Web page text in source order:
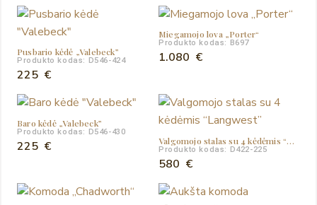
Pusbario kėdė „Valebeck”
Produkto kodas: D546-424
225 €
Miegamojo lova „Porter“
Produkto kodas: B697
1.080 €
Baro kėdė „Valebeck”
Produkto kodas: D546-430
225 € Valgomojo stalas su 4 kėdėmis “Langwest”
Produkto kodas: D422-225
580 €